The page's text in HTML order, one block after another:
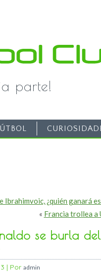
parte!
Ibrahimvoic, ¿quién ganará
« Francia trollea a
se burla
| Por admin